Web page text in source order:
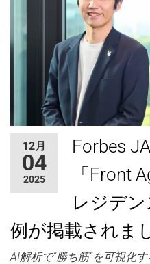
12月
04
2025
Forbes
「Front
レジデ
例が掲載されま
AI解析で“勝ち筋”を可視化